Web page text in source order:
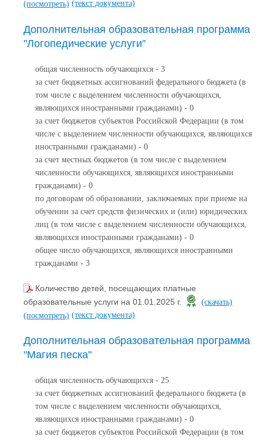
(посмотреть) (текст документа)
Дополнительная образовательная программа
"Логопедические услуги"
общая численность обучающихся - 3
за счет бюджетных ассигнований федерального бюджета (в
том числе с выделением численности обучающихся,
являющихся иностранными гражданами) - 0
за счет бюджетов субъектов Российской Федерации (в том
числе с выделением численности обучающихся, являющихся
иностранными гражданами) - 0
за счет местных бюджетов (в том числе с выделением
численности обучающихся, являющихся иностранными
гражданами) - 0
по договорам об образовании, заключаемых при приеме на
обучении за счет средств физических и (или) юридических
лиц (в том числе с выделением численности обучающихся,
являющихся иностранными гражданами) - 0
общее число обучающихся, являющихся иностранными
гражданами - 3
Количество детей, посещающих платные
образовательные услуги на 01.01.2025 г.
(скачать)
(посмотреть) (текст документа)
Дополнительная образовательная программа
"Магия песка"
общая численность обучающихся - 25
за счет бюджетных ассигнований федерального бюджета (в
том числе с выделением численности обучающихся,
являющихся иностранными гражданами) - 0
за счет бюджетов субъектов Российской Федерации (в том